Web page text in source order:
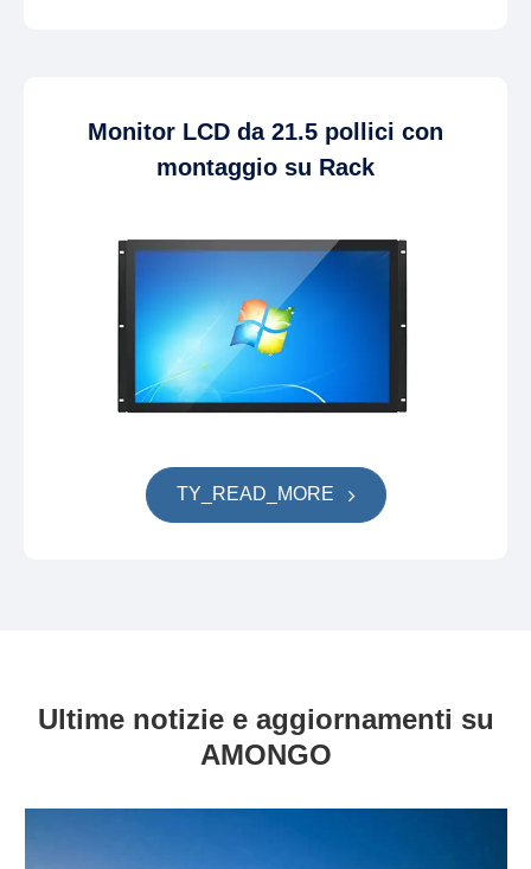
Monitor LCD da 21.5 pollici con
montaggio su Rack
TY_READ_MORE
Ultime notizie e aggiornamenti su
AMONGO